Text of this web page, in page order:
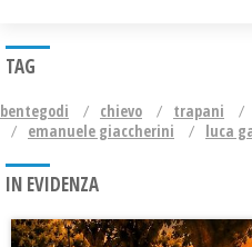
TAG
bentegodi chievo trapani
emanuele giaccherini
luca
IN EVIDENZA